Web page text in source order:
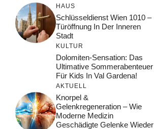
HAUS
Schlüsseldienst Wien 1010 –
Türöffnung In Der Inneren
Stadt
KULTUR
Dolomiten-Sensation: Das
Ultimative Sommerabenteuer
Für Kids In Val Gardena!
AKTUELL
Knorpel &
Gelenkregeneration – Wie
Moderne Medizin
Geschädigte Gelenke Wieder